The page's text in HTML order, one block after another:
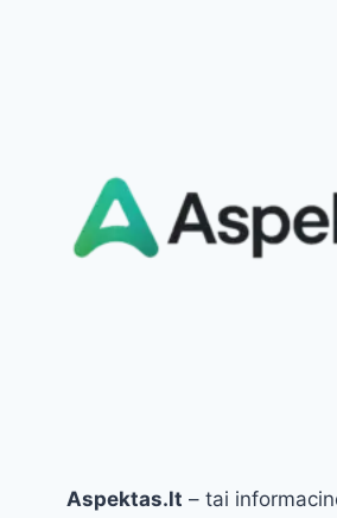
Aspektas.lt – tai